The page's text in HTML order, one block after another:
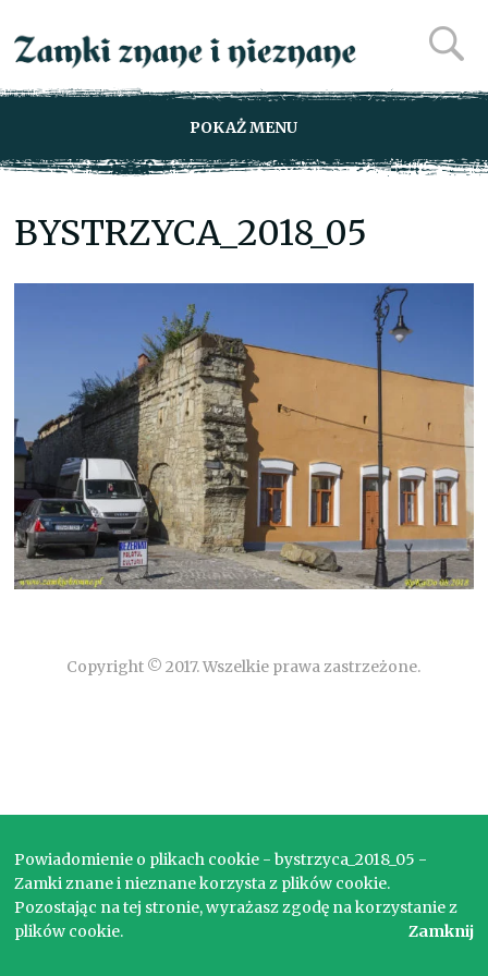
POKAŻ MENU
BYSTRZYCA_2018_05
Copyright © 2017. Wszelkie prawa zastrzeżone.
Powiadomienie o plikach cookie - bystrzyca_2018_05 -
Zamki znane i nieznane korzysta z plików cookie.
Pozostając na tej stronie, wyrażasz zgodę na korzystanie z
plików cookie.
Zamknij